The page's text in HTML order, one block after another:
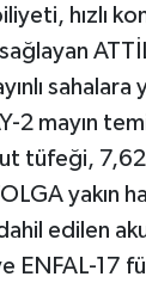
hızlı
sahalara
2 mayın
tüfeği,
yakın
edilen
ENFAL-17